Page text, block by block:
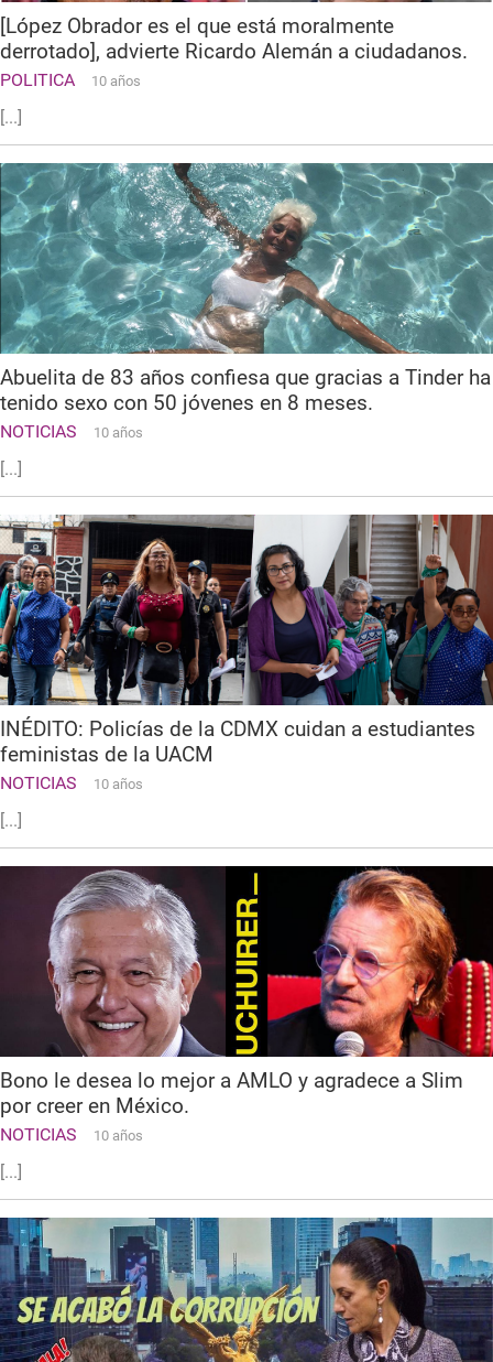
[López Obrador es el que está moralmente
derrotado], advierte Ricardo Alemán a ciudadanos.
POLITICA 10 años
[...]
Abuelita de 83 años confiesa que gracias a Tinder ha
tenido sexo con 50 jóvenes en 8 meses.
NOTICIAS 10 años
[...]
INÉDITO: Policías de la CDMX cuidan a estudiantes
feministas de la UACM
NOTICIAS 10 años
[...]
Bono le desea lo mejor a AMLO y agradece a Slim
por creer en México.
NOTICIAS 10 años
[...]